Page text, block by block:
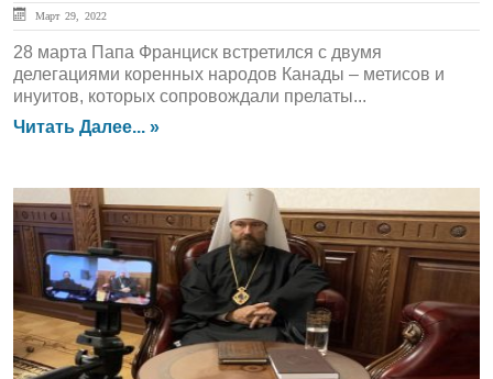
Март 29, 2022
28 марта Папа Франциск встретился с двумя
делегациями коренных народов Канады – метисов и
инуитов, которых сопровождали прелаты...
Читать Далее... »
ЛЕНТА НОВОСТЕЙ